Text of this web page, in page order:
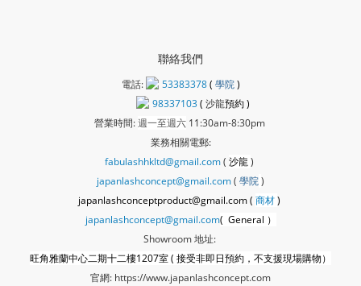
聯絡我們
電話: 53383378( 學院)
98337103( 沙龍預約 )
營業時間:週一至週六11:30am-8:30pm
業務相關電郵:
fabulashhkltd@gmail.com( 沙龍)
japanlashconcept@gmail.com( 學院)
japanlashconceptproduct@gmail.com ( 商材)
japanlashconcept@gmail.com( General ）
Showroom 地址:
旺角雅蘭中心二期十二樓1207室 ( 接受非即日預約，不支援現場購物）
官網: https://www.japanlashconcept.com